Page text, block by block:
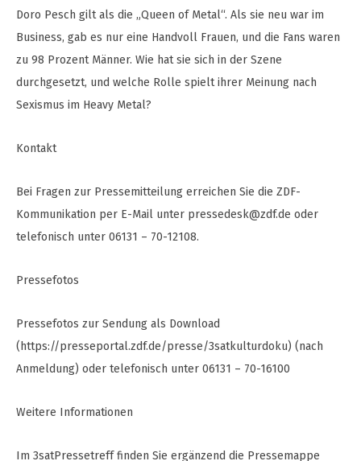
Doro Pesch gilt als die „Queen of Metal“. Als sie neu war im
Business, gab es nur eine Handvoll Frauen, und die Fans waren
zu 98 Prozent Männer. Wie hat sie sich in der Szene
durchgesetzt, und welche Rolle spielt ihrer Meinung nach
Sexismus im Heavy Metal?
Kontakt
Bei Fragen zur Pressemitteilung erreichen Sie die ZDF-
Kommunikation per E-Mail unter pressedesk@zdf.de oder
telefonisch unter 06131 – 70-12108.
Pressefotos
Pressefotos zur Sendung als Download
(https://presseportal.zdf.de/presse/3satkulturdoku) (nach
Anmeldung) oder telefonisch unter 06131 – 70-16100
Weitere Informationen
Im 3satPressetreff finden Sie ergänzend die Pressemappe